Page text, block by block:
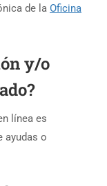
de la Oficina
y/o
línea es
ayudas o